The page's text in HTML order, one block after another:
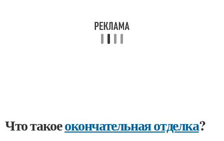
Что такоеокончательная отделка?